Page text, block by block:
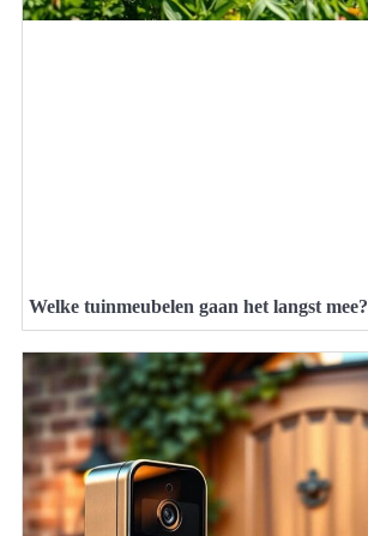
Welke tuinmeubelen gaan het langst mee?